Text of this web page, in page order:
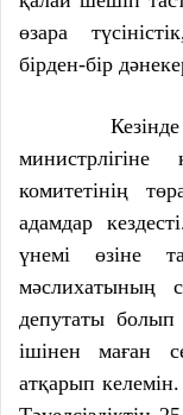
өзара
бірден-бір
Кезінде
комитетінің
адамдар
үнемі өзіне
мәслихатының
депутаты
ішінен маған
атқарып